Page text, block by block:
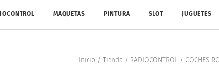
MAQUETAS PINTURA SLOT JUGUETES
Inicio / Tienda/ RADIOCONTROL/ COCHES RC